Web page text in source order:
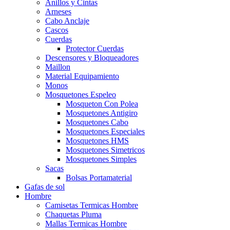
Anillos y Cintas
Arneses
Cabo Anclaje
Cascos
Cuerdas
Protector Cuerdas
Descensores y Bloqueadores
Maillon
Material Equipamiento
Monos
Mosquetones Espeleo
Mosqueton Con Polea
Mosquetones Antigiro
Mosquetones Cabo
Mosquetones Especiales
Mosquetones HMS
Mosquetones Simetricos
Mosquetones Simples
Sacas
Bolsas Portamaterial
Gafas de sol
Hombre
Camisetas Termicas Hombre
Chaquetas Pluma
Mallas Termicas Hombre